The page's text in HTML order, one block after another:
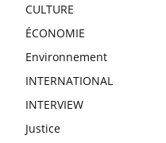
CULTURE
ÉCONOMIE
Environnement
INTERNATIONAL
INTERVIEW
Justice